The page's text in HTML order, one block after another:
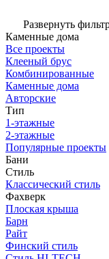
Развернуть
Каменные дома
Все проекты
Клееный брус
Комбинированные
Каменные дома
Авторские
Тип
1-этажные
2-этажные
Популярные проекты
Бани
Стиль
Классический стиль
Фахверк
Плоская крыша
Барн
Райт
Финский стиль